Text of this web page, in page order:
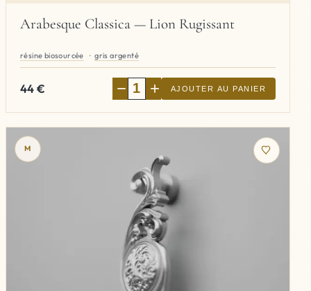
Arabesque Classica — Lion Rugissant
résine biosourcée gris argenté
44€ − + AJOUTER AU PANIER
M